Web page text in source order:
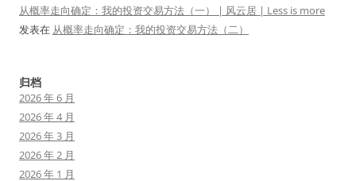
从概率走向确定：我的投资交易方法（一） | 风云居 | Less is more
发表在 从概率走向确定：我的投资交易方法（二）
归档
2026 年 6 月
2026 年 4 月
2026 年 3 月
2026 年 2 月
2026 年 1 月